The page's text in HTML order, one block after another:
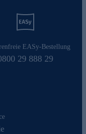
EASy-Bestellung
29 888 29